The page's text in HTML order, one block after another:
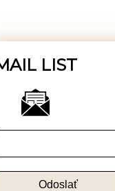
LIST